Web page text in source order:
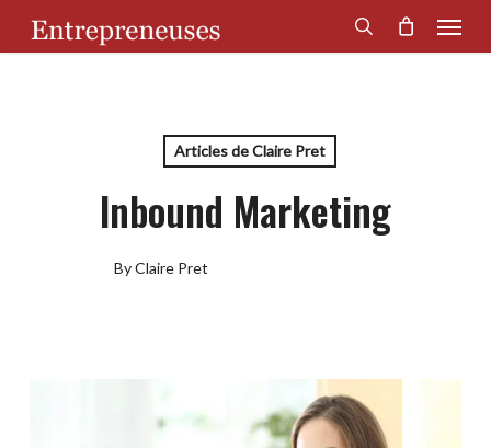
search
Menu
Articles de Claire Pret
Inbound Marketing
ByClaire Pret